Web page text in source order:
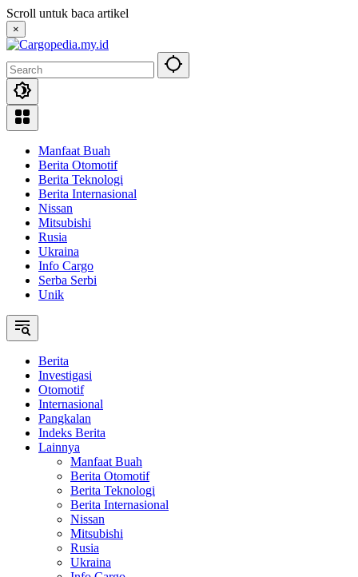
Skip
to
content
Scroll untuk baca artikel
×
Manfaat Buah
Berita Otomotif
Berita Teknologi
Berita Internasional
Nissan
Mitsubishi
Rusia
Ukraina
Info Cargo
Serba Serbi
Unik
Berita
Investigasi
Otomotif
Internasional
Pangkalan
Indeks Berita
Lainnya
Manfaat Buah
Berita Otomotif
Berita Teknologi
Berita Internasional
Nissan
Mitsubishi
Rusia
Ukraina